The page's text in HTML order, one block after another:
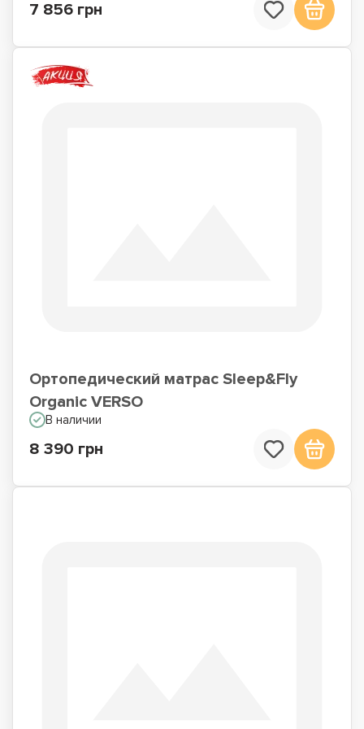
7 856 грн
Ортопедический матрас Sleep&Fly
Organic VERSO
В наличии
8 390 грн